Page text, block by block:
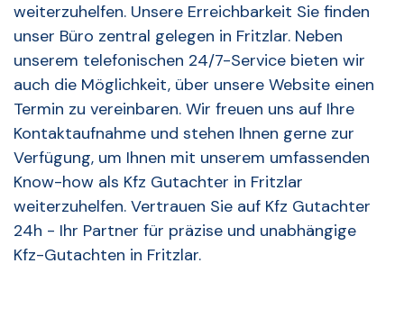
weiterzuhelfen. Unsere Erreichbarkeit Sie finden
unser Büro zentral gelegen in Fritzlar. Neben
unserem telefonischen 24/7-Service bieten wir
auch die Möglichkeit, über unsere Website einen
Termin zu vereinbaren. Wir freuen uns auf Ihre
Kontaktaufnahme und stehen Ihnen gerne zur
Verfügung, um Ihnen mit unserem umfassenden
Know-how als Kfz Gutachter in Fritzlar
weiterzuhelfen. Vertrauen Sie auf Kfz Gutachter
24h - Ihr Partner für präzise und unabhängige
Kfz-Gutachten in Fritzlar.